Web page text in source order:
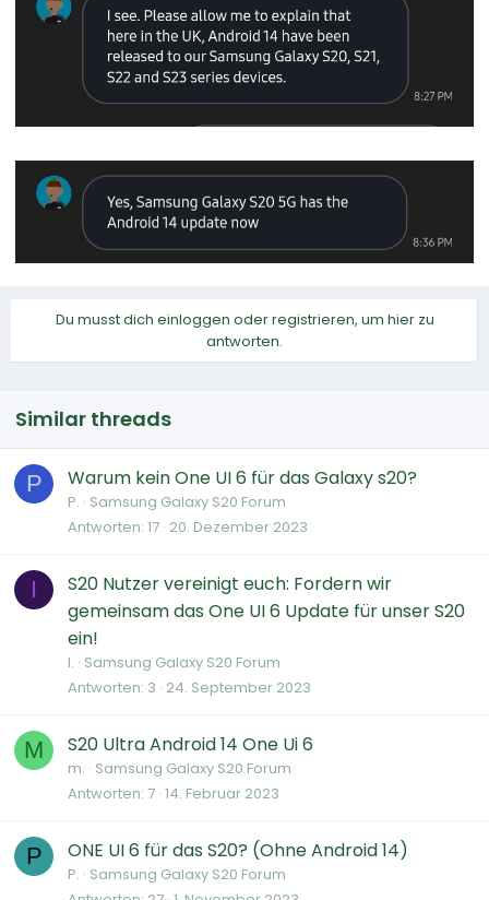
Du musst dich einloggen oder registrieren, um hier zu
antworten.
Similar threads
P Warum kein One UI 6 für das Galaxy s20?
P. Samsung Galaxy S20 Forum
Antworten 17 20. Dezember 2023
I
S20 Nutzer vereinigt euch: Fordern wir
gemeinsam das One UI 6 Update für unser S20
ein!
I. Samsung Galaxy S20 Forum
Antworten 3 24. September 2023
M S20 Ultra Android 14 One Ui 6
m. Samsung Galaxy S20 Forum
Antworten 7 14. Februar 2023
P ONE UI 6 für das S20? (Ohne Android 14)
P. Samsung Galaxy S20 Forum